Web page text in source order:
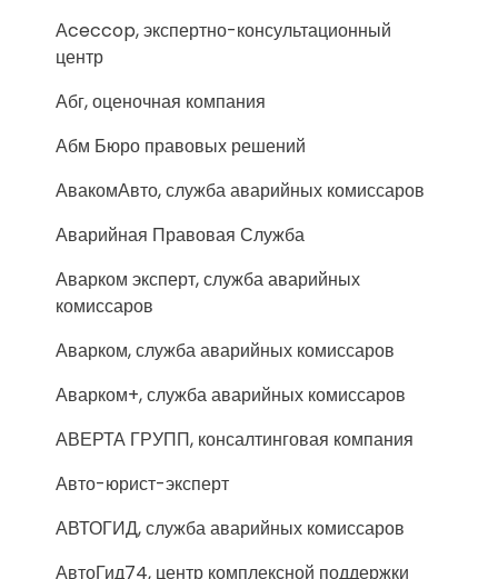
Аceccop, экспертно-консультационный
центр
Абг, оценочная компания
Абм Бюро правовых решений
АвакомАвто, служба аварийных комиссаров
Аварийная Правовая Служба
Аварком эксперт, служба аварийных
комиссаров
Аварком, служба аварийных комиссаров
Аварком+, служба аварийных комиссаров
АВЕРТА ГРУПП, консалтинговая компания
Авто-юрист-эксперт
АВТОГИД, служба аварийных комиссаров
АвтоГид74, центр комплексной поддержки